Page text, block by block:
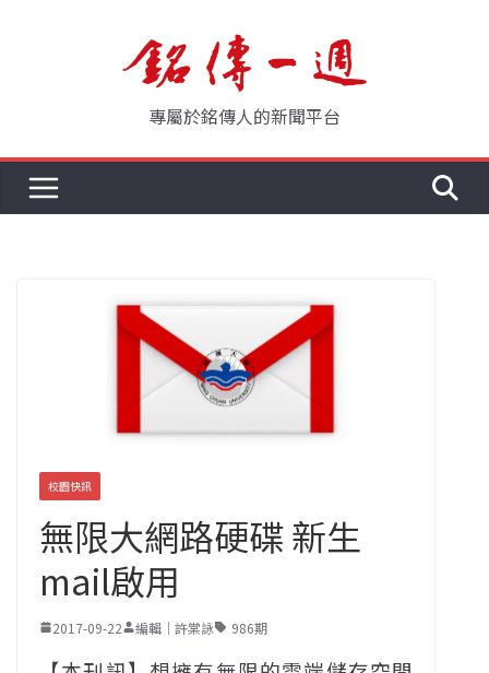
專屬於銘傳人的新聞平台
校園快訊
無限大網路硬碟 新生
mail啟用
2017-09-22 編輯｜許棠詠 986期